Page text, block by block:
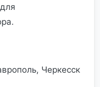
Черкесск